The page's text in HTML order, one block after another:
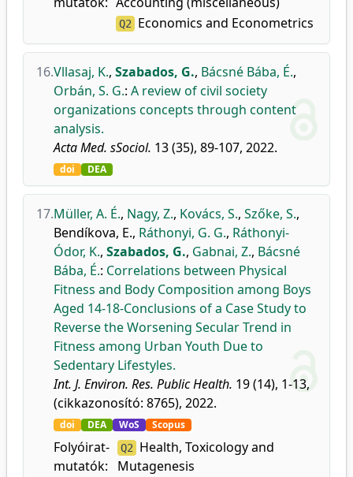
Q2 Economics and Econometrics
16.Vllasaj, K., Szabados, G., Bácsné Bába, É.,
Orbán, S. G.: A review of civil society
organizations concepts through content
analysis.
Acta Med. sSociol. 13 (35), 89-107, 2022.
doi DEA
17.Müller, A. É., Nagy, Z., Kovács, S., Szőke, S.,
Bendíkova, E., Ráthonyi, G. G., Ráthonyi-
Ódor, K., Szabados, G., Gabnai, Z., Bácsné
Bába, É.: Correlations between Physical
Fitness and Body Composition among Boys
Aged 14-18-Conclusions of a Case Study to
Reverse the Worsening Secular Trend in
Fitness among Urban Youth Due to
Sedentary Lifestyles.
Int. J. Environ. Res. Public Health. 19 (14), 1-13,
(cikkazonosító: 8765), 2022.
doi DEA WoS Scopus
Folyóirat-
mutatók:
Q2 Health, Toxicology and
Mutagenesis